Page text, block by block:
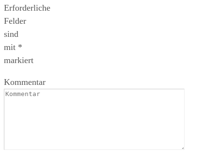
Erforderliche
Felder
sind
mit *
markiert
Kommentar